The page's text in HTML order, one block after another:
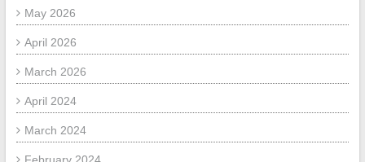
May 2026
April 2026
March 2026
April 2024
March 2024